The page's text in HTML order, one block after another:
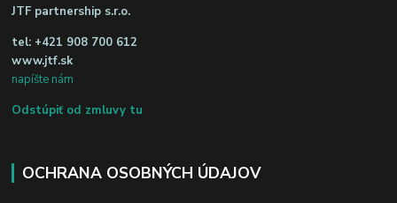
JTF partnership s.r.o.
tel: +421 908 700 612
www.jtf.sk
napíšte nám
Odstúpiť od zmluvy tu
OCHRANA OSOBNÝCH ÚDAJOV